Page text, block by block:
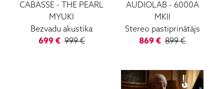
CABASSE -THE PEARL
MYUKI
Bezvadu akustika
699€ 999€
AUDIOLAB- 6000A
MKII
Stereo pastiprinātājs
869 € 899€